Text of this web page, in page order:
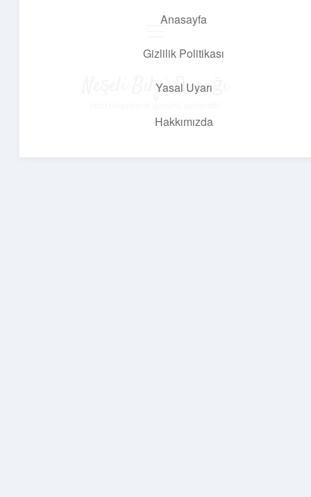
Anasayfa
Gizlilik Politikası
Yasal Uyarı
Hakkımızda
Neşeli Bilgi Durağı